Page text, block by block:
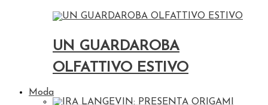
UN GUARDAROBA
OLFATTIVO ESTIVO
Moda